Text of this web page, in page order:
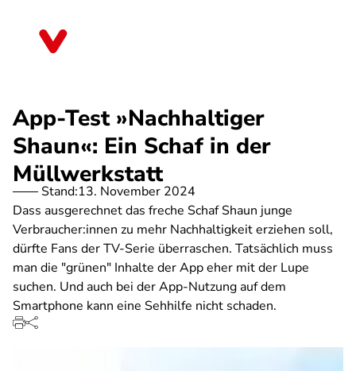
App-Test »Nachhaltiger
Shaun«: Ein Schaf in der
Müllwerkstatt
Stand:13. November 2024
Dass ausgerechnet das freche Schaf Shaun junge
Verbraucher:innen zu mehr Nachhaltigkeit erziehen soll,
dürfte Fans der TV-Serie überraschen. Tatsächlich muss
man die "grünen" Inhalte der App eher mit der Lupe
suchen. Und auch bei der App-Nutzung auf dem
Smartphone kann eine Sehhilfe nicht schaden.